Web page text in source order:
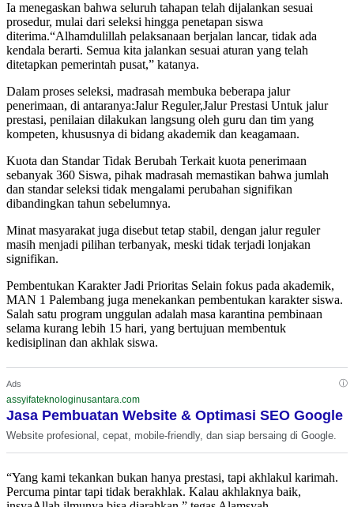
Ia menegaskan bahwa seluruh tahapan telah dijalankan sesuai
prosedur, mulai dari seleksi hingga penetapan siswa
diterima.“Alhamdulillah pelaksanaan berjalan lancar, tidak ada
kendala berarti. Semua kita jalankan sesuai aturan yang telah
ditetapkan pemerintah pusat,” katanya.
Dalam proses seleksi, madrasah membuka beberapa jalur
penerimaan, di antaranya:Jalur Reguler,Jalur Prestasi Untuk jalur
prestasi, penilaian dilakukan langsung oleh guru dan tim yang
kompeten, khususnya di bidang akademik dan keagamaan.
Kuota dan Standar Tidak Berubah Terkait kuota penerimaan
sebanyak 360 Siswa, pihak madrasah memastikan bahwa jumlah
dan standar seleksi tidak mengalami perubahan signifikan
dibandingkan tahun sebelumnya.
Minat masyarakat juga disebut tetap stabil, dengan jalur reguler
masih menjadi pilihan terbanyak, meski tidak terjadi lonjakan
signifikan.
Pembentukan Karakter Jadi Prioritas Selain fokus pada akademik,
MAN 1 Palembang juga menekankan pembentukan karakter siswa.
Salah satu program unggulan adalah masa karantina pembinaan
selama kurang lebih 15 hari, yang bertujuan membentuk
kedisiplinan dan akhlak siswa.
Ads ⓘ
assyifateknologinusantara.com
Jasa Pembuatan Website & Optimasi SEO Google
Website profesional, cepat, mobile-friendly, dan siap bersaing di Google.
“Yang kami tekankan bukan hanya prestasi, tapi akhlakul karimah.
Percuma pintar tapi tidak berakhlak. Kalau akhlaknya baik,